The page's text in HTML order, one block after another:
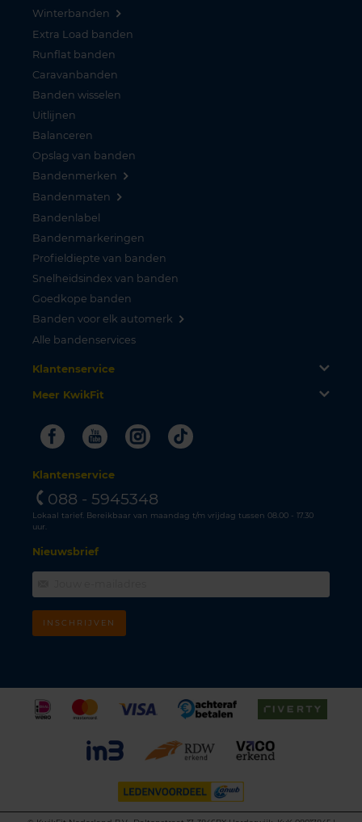
Winterbanden
Extra Load banden
Runflat banden
Caravanbanden
Banden wisselen
Uitlijnen
Balanceren
Opslag van banden
Bandenmerken
Bandenmaten
Bandenlabel
Bandenmarkeringen
Profieldiepte van banden
Snelheidsindex van banden
Goedkope banden
Banden voor elk automerk
Alle bandenservices
Klantenservice
Meer KwikFit
FacebookYoutubeInstagram
Tiktok
Klantenservice
088 - 5945348
Lokaal tarief. Bereikbaar van maandag t/m vrijdag tussen 08.00 - 17.30
uur.
Nieuwsbrief
INSCHRIJVEN